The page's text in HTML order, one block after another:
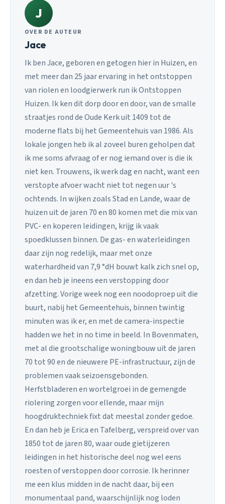
J
OVER DE AUTEUR
Jace
Ik ben Jace, geboren en getogen hier in Huizen, en
met meer dan 25 jaar ervaring in het ontstoppen
van riolen en loodgierwerk run ik Ontstoppen
Huizen. Ik ken dit dorp door en door, van de smalle
straatjes rond de Oude Kerk uit 1409 tot de
moderne flats bij het Gemeentehuis van 1986. Als
lokale jongen heb ik al zoveel buren geholpen dat
ik me soms afvraag of er nog iemand over is die ik
niet ken. Trouwens, ik werk dag en nacht, want een
verstopte afvoer wacht niet tot negen uur 's
ochtends. In wijken zoals Stad en Lande, waar de
huizen uit de jaren 70 en 80 komen met die mix van
PVC- en koperen leidingen, krijg ik vaak
spoedklussen binnen. De gas- en waterleidingen
daar zijn nog redelijk, maar met onze
waterhardheid van 7,9 °dH bouwt kalk zich snel op,
en dan heb je ineens een verstopping door
afzetting. Vorige week nog een noodoproep uit die
buurt, nabij het Gemeentehuis, binnen twintig
minuten was ik er, en met de camera-inspectie
hadden we het in no time in beeld. In Bovenmaten,
met al die grootschalige woningbouw uit de jaren
70 tot 90 en de nieuwere PE-infrastructuur, zijn de
problemen vaak seizoensgebonden.
Herfstbladeren en wortelgroei in de gemengde
riolering zorgen voor ellende, maar mijn
hoogdruktechniek fixt dat meestal zonder gedoe.
En dan heb je Erica en Tafelberg, verspreid over van
1850 tot de jaren 80, waar oude gietijzeren
leidingen in het historische deel nog wel eens
roesten of verstoppen door corrosie. Ik herinner
me een klus midden in de nacht daar, bij een
monumentaal pand, waarschijnlijk nog loden